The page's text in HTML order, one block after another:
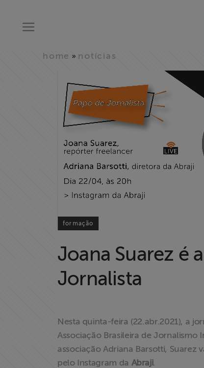
home » notícias
formação
Joana Suarez é
Jornalista
Nesta quinta-feira (22.abr.2021), a
Associação Brasileira de Jornalismo
associação Adriana Barsotti,
pelo Instagram da Abraji.